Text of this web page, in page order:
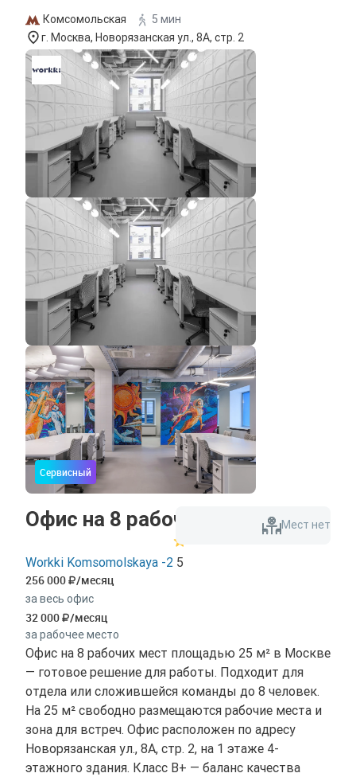
Комсомольская
5 мин
г. Москва, Новорязанская ул., 8А, стр. 2
Сервисный
Офис на 8 рабочих мест
Workki Komsomolskaya -2 5
256 000 /месяц
за весь офис
32 000 /месяц
за рабочее место
Офис на 8 рабочих мест площадью 25 м² в Москве
— готовое решение для работы. Подходит для
отдела или сложившейся команды до 8 человек.
На 25 м² свободно размещаются рабочие места и
зона для встреч. Офис расположен по адресу
Новорязанская ул., 8А, стр. 2, на 1 этаже 4-
этажного здания. Класс B+ — баланс качества
Мест нет